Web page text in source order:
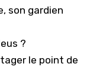
son gardien
?
le point de